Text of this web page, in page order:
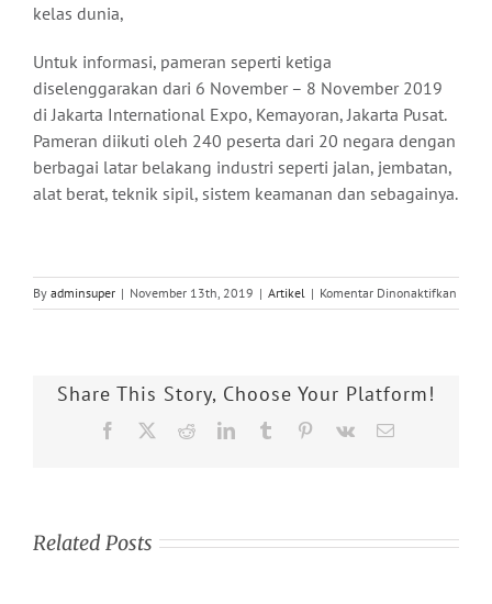
kelas dunia,
Untuk informasi, pameran seperti ketiga
diselenggarakan dari 6 November – 8 November 2019
di Jakarta International Expo, Kemayoran, Jakarta Pusat.
Pameran diikuti oleh 240 peserta dari 20 negara dengan
berbagai latar belakang industri seperti jalan, jembatan,
alat berat, teknik sipil, sistem keamanan dan sebagainya.
By adminsuper | November 13th, 2019 | Artikel | Komentar Dinonaktifkan
Resmi
Share This Story, Choose Your Platform!
Facebook RedditLinkedInTumblr Pinterest
Vk Email
Related Posts